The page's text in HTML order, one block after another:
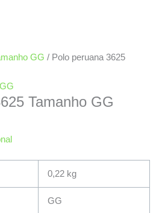
GG / Polo peruana 3625
Tamanho GG
0,22 kg
GG